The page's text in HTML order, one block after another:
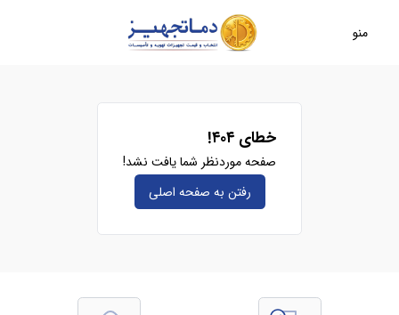
منو
خطای ۴۰۴!
صفحه موردنظر شما یافت نشد!
رفتن به صفحه‌ اصلی